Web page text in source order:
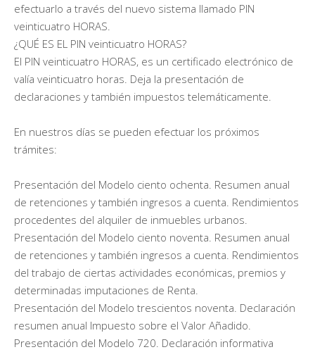
efectuarlo a través del nuevo sistema llamado PIN
veinticuatro HORAS.
¿QUÉ ES EL PIN veinticuatro HORAS?
El PIN veinticuatro HORAS, es un certificado electrónico de
valía veinticuatro horas. Deja la presentación de
declaraciones y también impuestos telemáticamente.
En nuestros días se pueden efectuar los próximos
trámites:
Presentación del Modelo ciento ochenta. Resumen anual
de retenciones y también ingresos a cuenta. Rendimientos
procedentes del alquiler de inmuebles urbanos.
Presentación del Modelo ciento noventa. Resumen anual
de retenciones y también ingresos a cuenta. Rendimientos
del trabajo de ciertas actividades económicas, premios y
determinadas imputaciones de Renta.
Presentación del Modelo trescientos noventa. Declaración
resumen anual Impuesto sobre el Valor Añadido.
Presentación del Modelo 720. Declaración informativa